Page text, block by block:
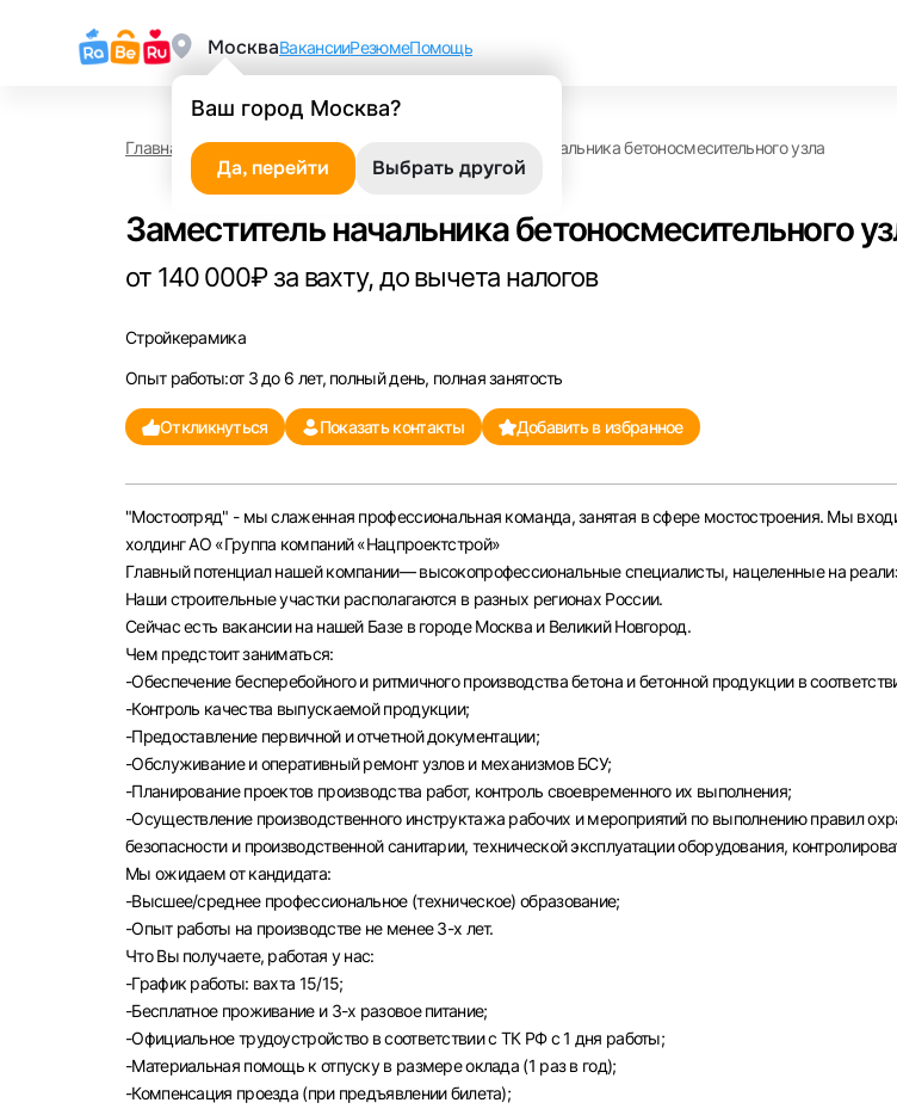
Москва
Ваш город Москва?
Да, перейти Выбрать другой
ВакансииРезюмеПомощь
Выберите город
Москва Санкт-Петербург
Казань
Войдите в личный кабинет, чтобы
вакансии с контактами и оставлять
Пароль
Главная Работа в Стройкерамике Заместитель начальника бетоносмесительного узла
Заместитель начальника бетоносмесительного
от 140 000₽ за вахту, до вычета налогов
Стройкерамика
Опыт работы:от 3 до 6 лет, полный день, полная занятость
Откликнуться Показать контакты Добавить в избранное
"Мостоотряд" - мы слаженная профессиональная команда, занятая в сфере мостостроения. Мы
холдинг АО «Группа компаний «Нацпроектстрой»
Главный потенциал нашей компании— высокопрофессиональные специалисты, нацеленные на
Наши строительные участки располагаются в разных регионах России.
Сейчас есть вакансии на нашей Базе в городе Москва и Великий Новгород.
Чем предстоит заниматься:
-Обеспечение бесперебойного и ритмичного производства бетона и бетонной продукции в
-Контроль качества выпускаемой продукции;
-Предоставление первичной и отчетной документации;
-Обслуживание и оперативный ремонт узлов и механизмов БСУ;
-Планирование проектов производства работ, контроль своевременного их выполнения;
-Осуществление производственного инструктажа рабочих и мероприятий по выполнению правил
безопасности и производственной санитарии, технической эксплуатации оборудования,
Мы ожидаем от кандидата:
-Высшее/среднее профессиональное (техническое) образование;
-Опыт работы на производстве не менее 3-х лет.
Что Вы получаете, работая у нас:
-График работы: вахта 15/15;
-Бесплатное проживание и 3-х разовое питание;
-Официальное трудоустройство в соответствии с ТК РФ с 1 дня работы;
-Материальная помощь к отпуску в размере оклада (1 раз в год);
-Компенсация проезда (при предъявлении билета);